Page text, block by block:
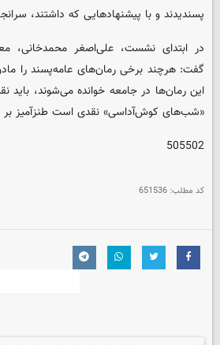
پسندیدند و با پیشنهادهایی که داشتند،
در ابتدای نشست، علی‌اصغر محمدخانی،
گفت: هرچند برخی رمان‌های عامه‌پسند را
این رمان‌ها در جامعه خوانده می‌شوند،
«شب‌های کوش‌آداسی» نقدی است طنزآمیز بر
505502
کد مطلب: 651536